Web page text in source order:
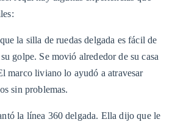
la silla de ruedas delgada es fácil de
golpe. Se movió alrededor de su casa
marco liviano lo ayudó a atravesar
sin problemas.
la línea 360 delgada. Ella dijo que le